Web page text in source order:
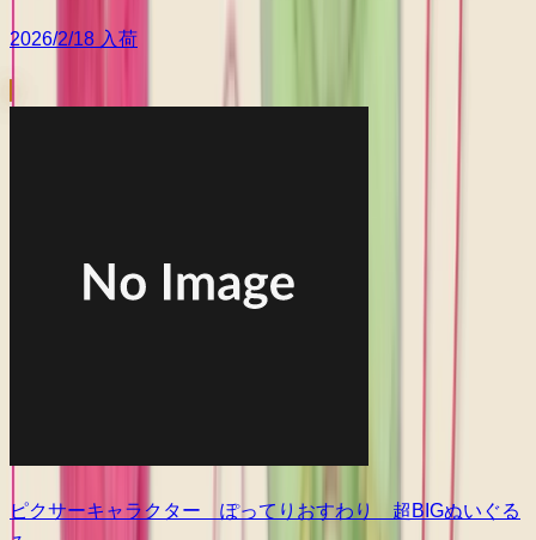
2026/2/18 入荷
ピクサーキャラクター ぽってりおすわり 超BIGぬいぐる